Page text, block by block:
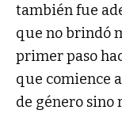
también fue
que no brindó
primer paso
que comience
de género sino